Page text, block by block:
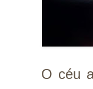
O céu